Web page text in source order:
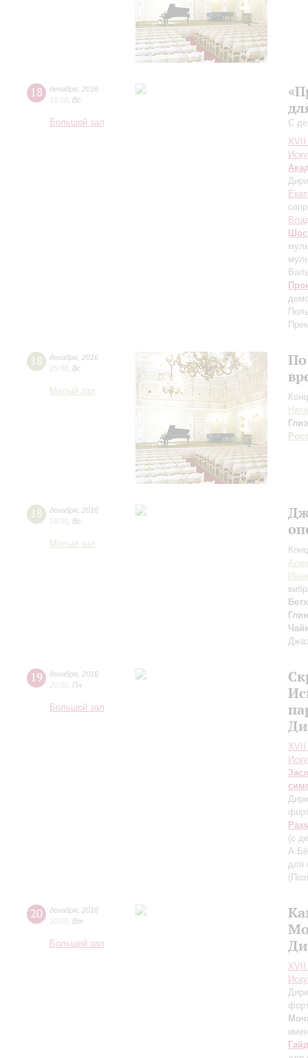
18 декабря 2016
15:00 Вс
Большой зал
С
18 декабря 2016
15:00 Вс
Малый зал
18 декабря 2016
19:00 Вс
Малый зал
19 декабря 2016
20:00 Пн
Большой зал
(с
для
20 декабря 2016
20:00 Вт
Большой зал